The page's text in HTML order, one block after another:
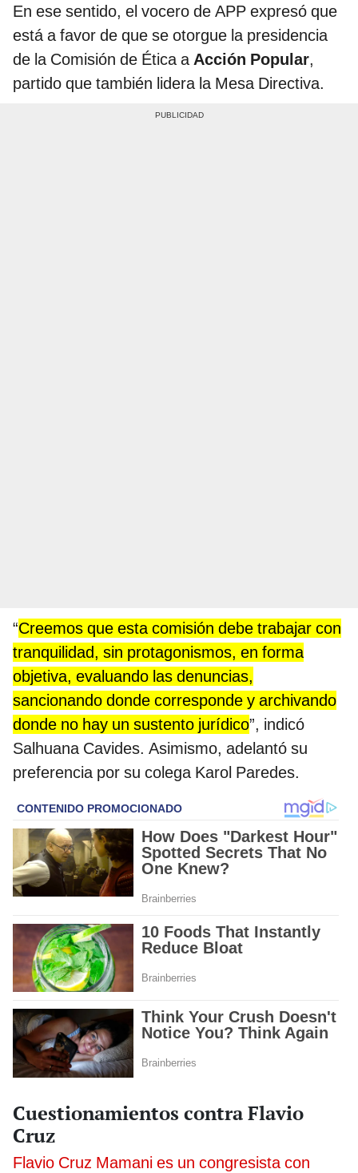
En ese sentido, el vocero de APP expresó que
está a favor de que se otorgue la presidencia
de la Comisión de Ética aAcción Popular,
partido que también lidera la Mesa Directiva.
“Creemos que esta comisión debe trabajar con
tranquilidad, sin protagonismos, en forma
objetiva, evaluando las denuncias,
sancionando donde corresponde y archivando
donde no hay un sustento jurídico”, indicó
Salhuana Cavides. Asimismo, adelantó su
preferencia por su colega Karol Paredes.
Cuestionamientos contra Flavio
Cruz
Flavio Cruz Mamani es un congresista con